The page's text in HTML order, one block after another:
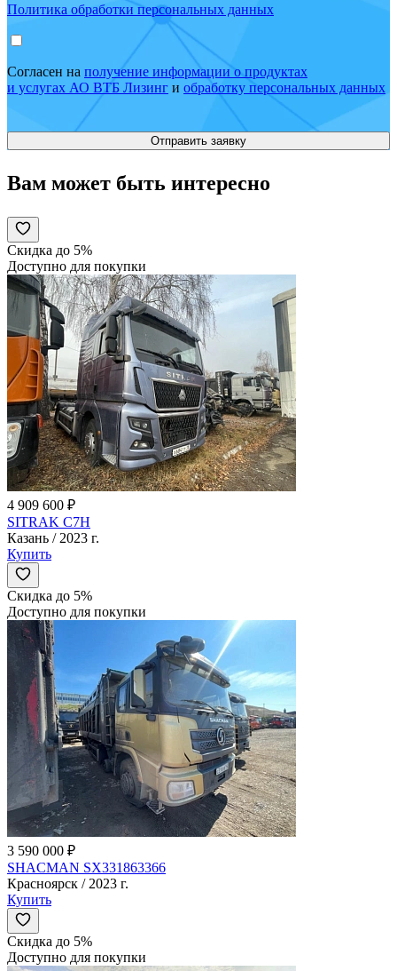
Политика обработки персональных данных
Согласен на получение информации о продуктах
и услугах АО ВТБ Лизинг и обработку персональных данных
Вам может быть интересно
Скидка до 5%
Доступно для покупки
4 909 600 ₽
SITRAK C7H
Казань / 2023 г.
Купить
Скидка до 5%
Доступно для покупки
3 590 000 ₽
SHACMAN SX331863366
Красноярск / 2023 г.
Купить
Скидка до 5%
Доступно для покупки